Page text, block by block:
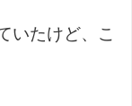
いたけど、こ